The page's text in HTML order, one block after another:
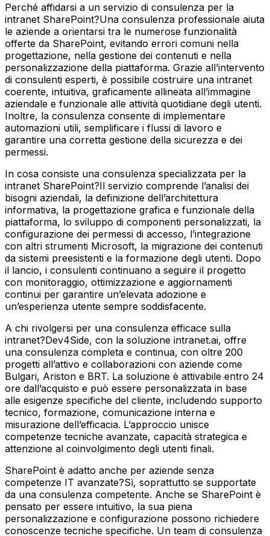
Perché affidarsi a un servizio di consulenza per la
intranet SharePoint?Una consulenza professionale aiuta
le aziende a orientarsi tra le numerose funzionalità
offerte da SharePoint, evitando errori comuni nella
progettazione, nella gestione dei contenuti e nella
personalizzazione della piattaforma. Grazie all’intervento
di consulenti esperti, è possibile costruire una intranet
coerente, intuitiva, graficamente allineata all’immagine
aziendale e funzionale alle attività quotidiane degli utenti.
Inoltre, la consulenza consente di implementare
automazioni utili, semplificare i flussi di lavoro e
garantire una corretta gestione della sicurezza e dei
permessi.
In cosa consiste una consulenza specializzata per la
intranet SharePoint?Il servizio comprende l’analisi dei
bisogni aziendali, la definizione dell’architettura
informativa, la progettazione grafica e funzionale della
piattaforma, lo sviluppo di componenti personalizzati, la
configurazione dei permessi di accesso, l’integrazione
con altri strumenti Microsoft, la migrazione dei contenuti
da sistemi preesistenti e la formazione degli utenti. Dopo
il lancio, i consulenti continuano a seguire il progetto
con monitoraggio, ottimizzazione e aggiornamenti
continui per garantire un’elevata adozione e
un’esperienza utente sempre soddisfacente.
A chi rivolgersi per una consulenza efficace sulla
intranet?Dev4Side, con la soluzione intranet.ai, offre
una consulenza completa e continua, con oltre 200
progetti all’attivo e collaborazioni con aziende come
Bulgari, Ariston e BRT. La soluzione è attivabile entro 24
ore dall’acquisto e può essere personalizzata in base
alle esigenze specifiche del cliente, includendo supporto
tecnico, formazione, comunicazione interna e
misurazione dell’efficacia. L’approccio unisce
competenze tecniche avanzate, capacità strategica e
attenzione al coinvolgimento degli utenti finali.
SharePoint è adatto anche per aziende senza
competenze IT avanzate?Sì, soprattutto se supportate
da una consulenza competente. Anche se SharePoint è
pensato per essere intuitivo, la sua piena
personalizzazione e configurazione possono richiedere
conoscenze tecniche specifiche. Un team di consulenza